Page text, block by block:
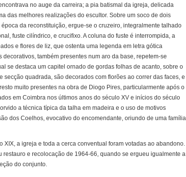
no auge da carreira; a pia batismal da igreja, delicada
das melhores realizações do escultor. Sobre um soco de dois
da reconstituição, ergue-se o cruzeiro, integralmente talhado
fuste cilíndrico, e crucifixo. A coluna do fuste é interrompida, a
e flores de liz, que ostenta uma legenda em letra gótica
também presentes num aro da base, repetem-se
se destaca um capitel ornado de gordas folhas de acanto, sobre o
secção quadrada, são decorados com florões ao correr das faces, e
muito presentes na obra de Diogo Pires, particularmente após o
em Coimbra nos últimos anos do século XV e inícios do século
a técnica típica da talha em madeira e o uso de motivos
dos Coelhos, evocativo do encomendante, oriundo de uma família
a igreja e toda a cerca conventual foram votadas ao abandono.
e recolocação de 1964-66, quando se ergueu igualmente a
do conjunto.